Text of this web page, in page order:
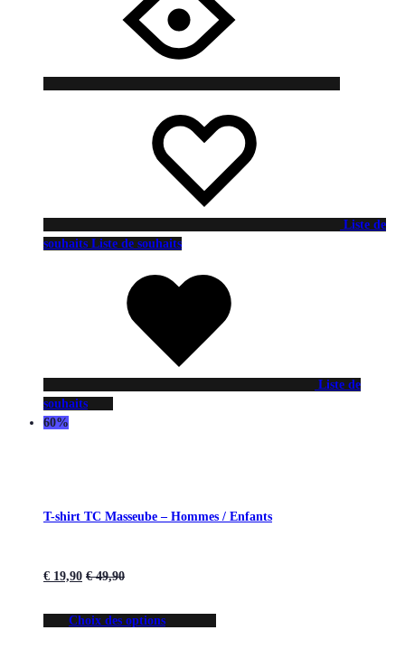
Liste de
souhaits Liste de souhaits
Liste de
souhaits
60%
T-shirt TC Masseube – Hommes / Enfants
€ 19,90 €49,90
Choix des options